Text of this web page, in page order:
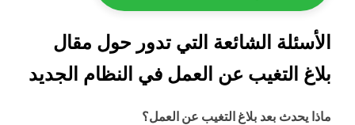
الأسئلة الشائعة التي تدور حول مقال
بلاغ التغيب عن العمل في النظام الجديد
ماذا يحدث بعد بلاغ التغيب عن العمل؟